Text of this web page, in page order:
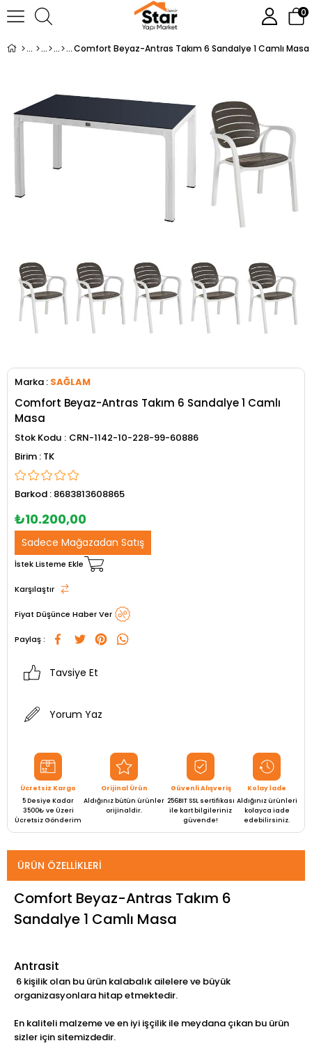
0
Comfort Beyaz-Antras Takım 6 Sandalye 1 Camlı Masa
Marka : SAĞLAM
Comfort Beyaz-Antras Takım 6 Sandalye 1 Camlı
Masa
Stok Kodu
CRN-1142-10-228-99-60886
TK
Barkod : 8683813608865
₺10.200,00
Sadece Mağazadan Satış
İstek Listeme Ekle
Karşılaştır
Fiyat Düşünce Haber Ver
Paylaş :
Tavsiye Et
Yorum Yaz
Ücretsiz Kargo
5 Desiye Kadar
3500₺ ve Üzeri
Ücretsiz Gönderim
Orijinal Ürün
Aldığınız bütün ürünler
orijinaldir.
Güvenli Alışveriş
256BIT SSL sertifikası
ile kart bilgileriniz
güvende!
Kolay İade
Aldığınız ürünleri
kolayca iade
edebilirsiniz.
ÜRÜN ÖZELLIKLERI
Comfort Beyaz-Antras Takım 6
Sandalye 1 Camlı Masa
Antrasit
6 kişilik olan bu ürün kalabalık ailelere ve büyük
organizasyonlara hitap etmektedir.
En kaliteli malzeme ve en iyi işçilik ile meydana çıkan bu ürün
sizler için sitemizdedir.